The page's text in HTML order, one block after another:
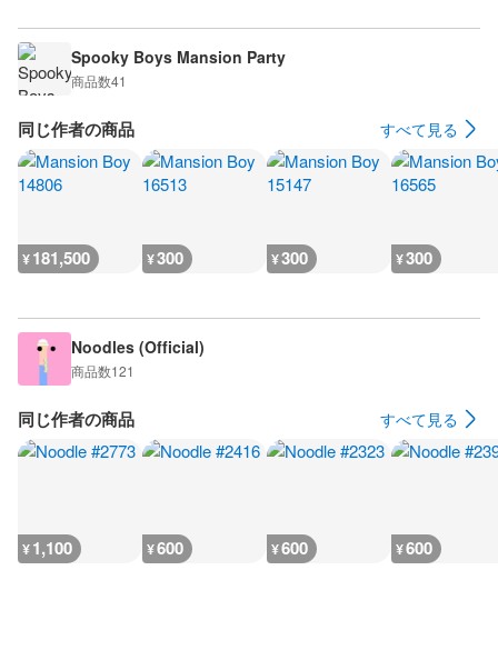
Spooky Boys Mansion Party
商品数41
同じ作者の商品 すべて見る
¥181,500 ¥300 ¥300 ¥300
Noodles (Official)
商品数121
同じ作者の商品 すべて見る
¥1,100 ¥600 ¥600 ¥600